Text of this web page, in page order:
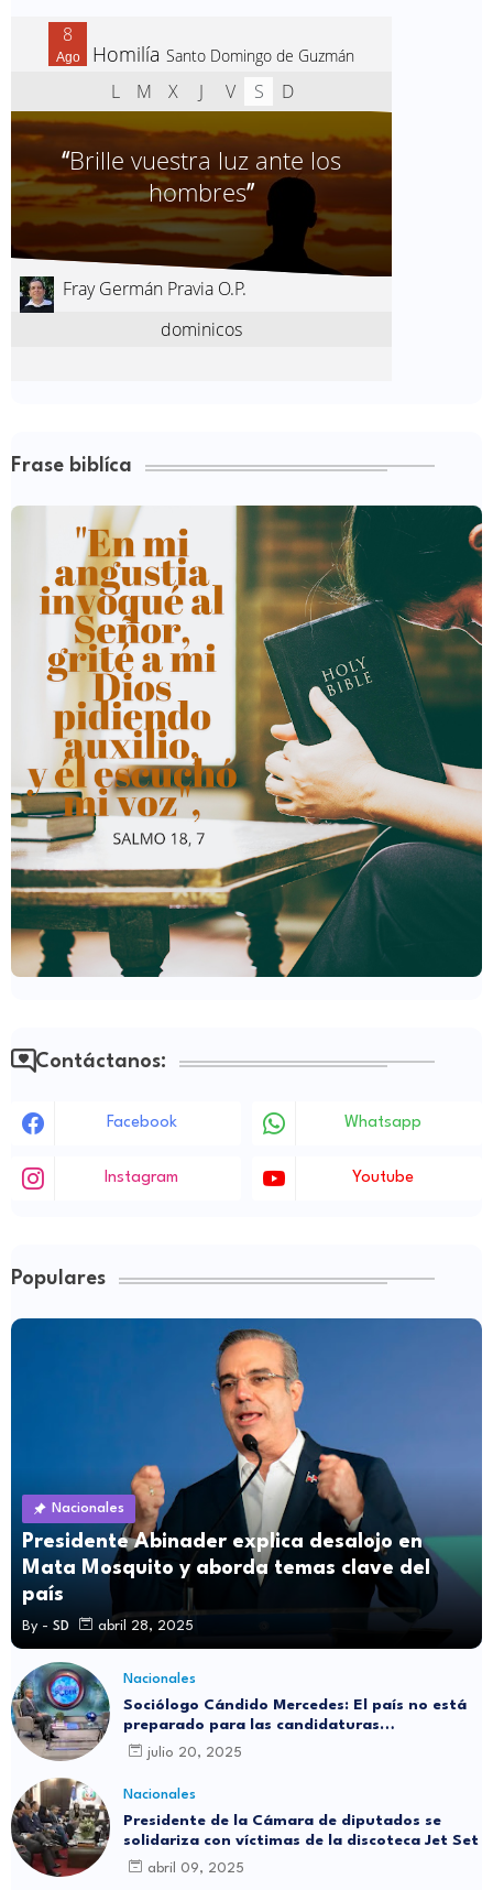
Frase biblíca
Contáctanos:
Facebook Whatsapp
Instagram Youtube
Populares
Nacionales
Presidente Abinader explica desalojo en
Mata Mosquito y aborda temas clave del
país
By - SD abril 28, 2025
Nacionales
Sociólogo Cándido Mercedes: El país no está
preparado para las candidaturas
independientes
julio 20, 2025
Nacionales
Presidente de la Cámara de diputados se
solidariza con víctimas de la discoteca Jet Set
abril 09, 2025